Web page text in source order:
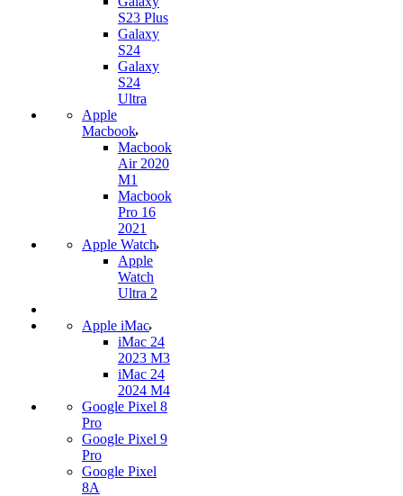
S23 Plus
Galaxy
S24
Galaxy
S24
Ultra
Apple
Macbook
Macbook
Air 2020
M1
Macbook
Pro 16
2021
Apple Watch
Apple
Watch
Ultra 2
Apple iMac
iMac 24
2023 M3
iMac 24
2024 M4
Google Pixel 8
Pro
Google Pixel 9
Pro
Google Pixel
8A